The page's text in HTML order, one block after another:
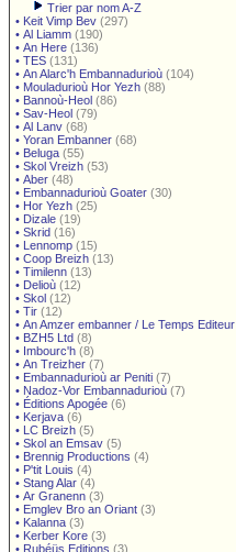
Trier par nom A-Z
• Keit Vimp Bev (297)
• Al Liamm (190)
• An Here (136)
• TES (131)
• An Alarc'h Embannadurioù (104)
• Mouladurioù Hor Yezh (88)
• Bannoù-Heol (86)
• Sav-Heol (79)
• Al Lanv (68)
• Yoran Embanner (68)
• Beluga (55)
• Skol Vreizh (53)
• Aber (48)
• Embannadurioù Goater (30)
• Hor Yezh (25)
• Dizale (19)
• Skrid (16)
• Lennomp (15)
• Coop Breizh (13)
• Timilenn (13)
• Delioù (12)
• Skol (12)
• Tir (12)
• An Amzer embanner / Le Temps Editeur
• BZH5 Ltd (8)
• Imbourc'h (8)
• An Treizher (7)
• Embannadurioù ar Peniti (7)
• Nadoz-Vor Embannadurioù (7)
• Éditions Apogée (6)
• Kerjava (6)
• LC Breizh (5)
• Skol an Emsav (5)
• Brennig Productions (4)
• P'tit Louis (4)
• Stang Alar (4)
• Ar Granenn (3)
• Emglev Bro an Oriant (3)
• Kalanna (3)
• Kerber Kore (3)
• Rubéüs Editions (3)